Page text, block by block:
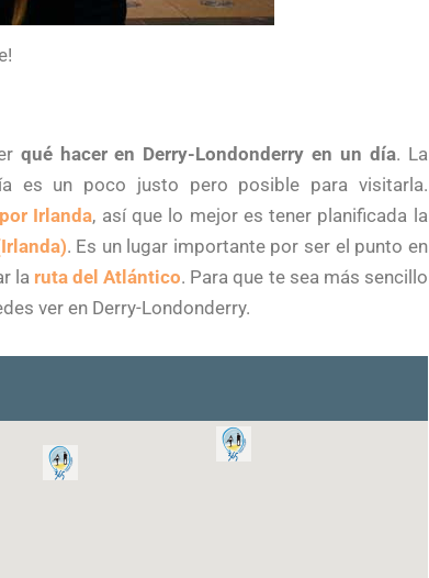
qué hacer en Derry-Londonderry en un día. La
es un poco justo pero posible para visitarla.
Irlanda, así que lo mejor es tener planificada la
. Es un lugar importante por ser el punto en
la ruta del Atlántico. Para que te sea más sencillo
ver en Derry-Londonderry.